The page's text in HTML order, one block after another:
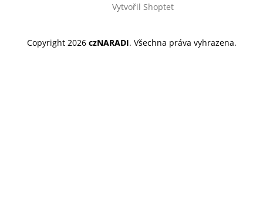
Vytvořil Shoptet
Copyright 2026 czNARADI. Všechna práva vyhrazena.